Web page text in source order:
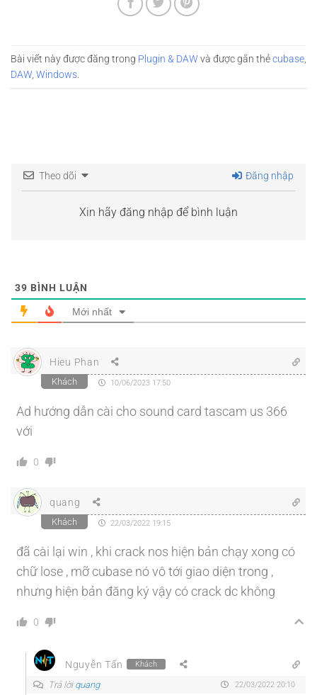
Bài viết này được đăng trong Plugin & DAW và được gắn thẻcubase
DAW Windows
Theo dõi Đăng nhập
Xin hãy đăng nhập để bình luận
39 BÌNH LUẬN
Mới nhất
Hieu Phan
Khách 10/06/2023 17:50
Ad hướng dẫn cài cho sound card tascam us 366
với
0
quang
Khách 22/03/2022 19:15
đã cài lại win , khi crack nos hiện bản chạy xong có
chữ lose , mỡ cubase nó vô tới giao diện trong ,
nhưng hiện bản đăng ký vậy có crack dc không
0
Nguyễn Tấn Khách
Trả lời quang 22/03/2022 20:10